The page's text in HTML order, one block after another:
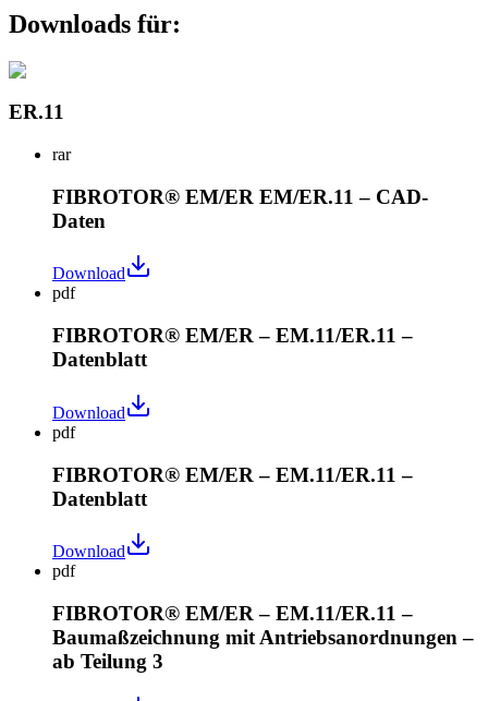
Downloads für:
ER.11
rar
FIBROTOR® EM/ER EM/ER.11 – CAD-
Daten
Download
pdf
FIBROTOR® EM/ER – EM.11/ER.11 –
Datenblatt
Download
pdf
FIBROTOR® EM/ER – EM.11/ER.11 –
Datenblatt
Download
pdf
FIBROTOR® EM/ER – EM.11/ER.11 –
Baumaßzeichnung mit Antriebsanordnungen –
ab Teilung 3